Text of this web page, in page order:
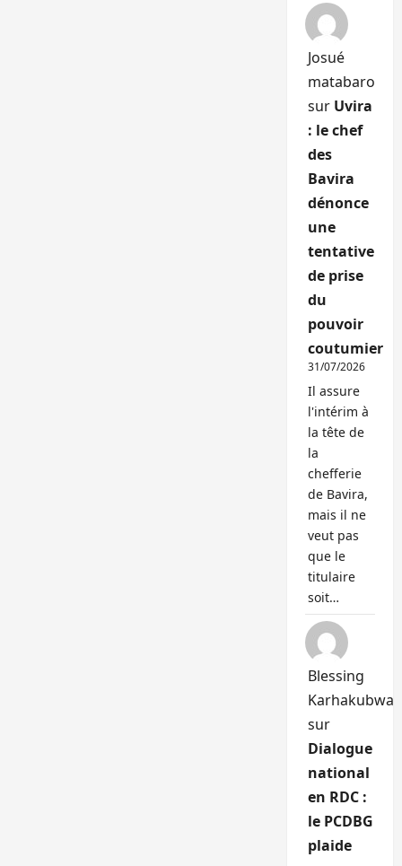
Josué
matabaro
sur Uvira
: le chef
des
Bavira
dénonce
une
tentative
de prise
du
pouvoir
coutumier
31/07/2026
Il assure
l'intérim à
la tête de
la
chefferie
de Bavira,
mais il ne
veut pas
que le
titulaire
soit…
Blessing
Karhakubwa
sur
Dialogue
national
en RDC :
le PCDBG
plaide